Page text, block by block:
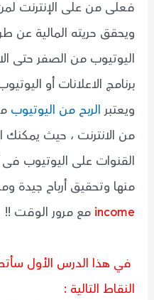
فعلى من على الإنترنت
ويحقق حريته المالية عن
اليوتيوب من الصفر حتى
برنامج الاعلانات أو
ويعتبرالربح من اليوتيوب
من الانترنت ، حيث
القنوات على اليوتيوب فى
منها وتحقيق أرباح جيدة
income مع مرور الوقت
في هذا الدرس الأول
النقاط التالية :